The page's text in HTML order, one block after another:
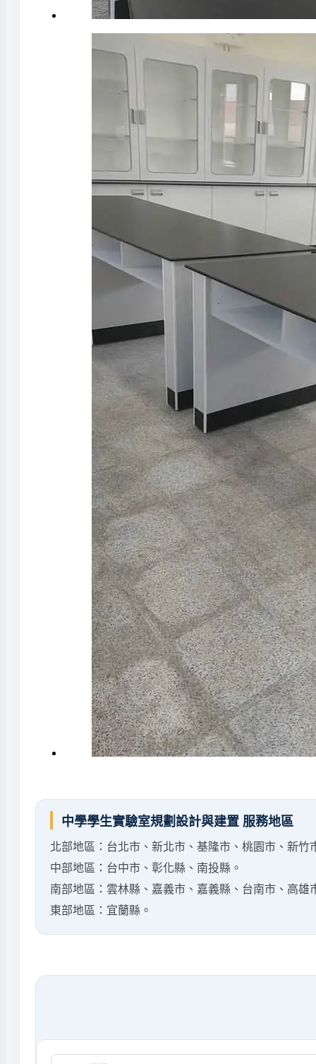
中學學生實驗室規劃設計與建置 服務地區
北部地區：台北市、新北市、基隆市、桃園市、新竹
中部地區：台中市、彰化縣、南投縣。
南部地區：雲林縣、嘉義市、嘉義縣、台南市、高雄
東部地區：宜蘭縣。